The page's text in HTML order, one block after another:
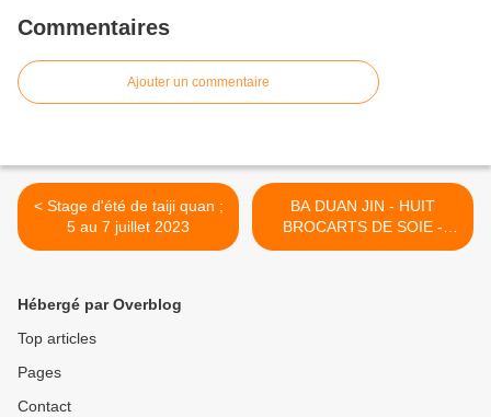
Commentaires
Ajouter un commentaire
< Stage d'été de taiji quan ;
5 au 7 juillet 2023
BA DUAN JIN - HUIT
BROCARTS DE SOIE -
HUIT TRESORS >
Hébergé par Overblog
Top articles
Pages
Contact